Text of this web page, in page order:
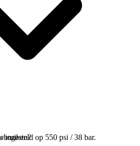
op 550 psi / 38 bar.